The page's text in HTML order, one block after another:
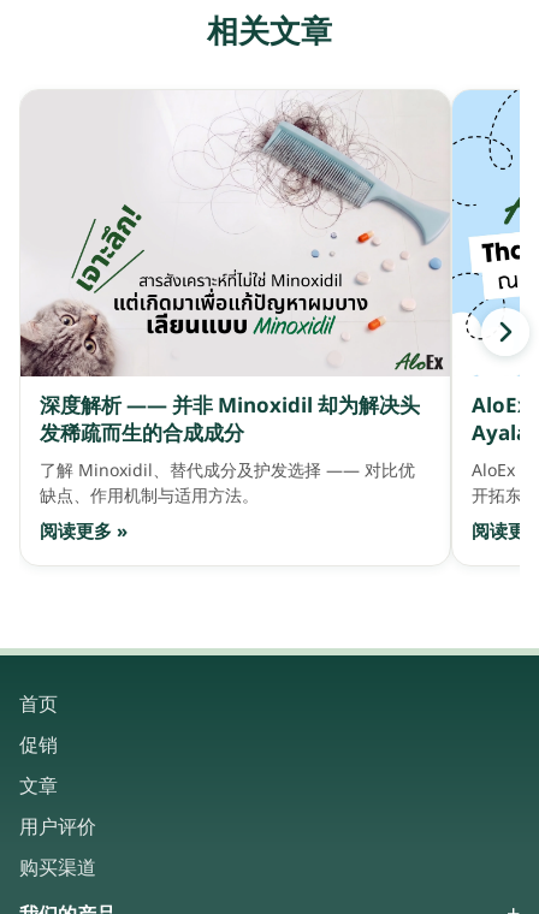
相关文章
深度解析 —— 并非 Minoxidil 却为解决头
发稀疏而生的合成成分
了解 Minoxidil、替代成分及护发选择 —— 对比优
缺点、作用机制与适用方法。
阅读更多 »
AloEx
Ayala
AloEx
开拓东
阅读更
首页
促销
文章
用户评价
购买渠道